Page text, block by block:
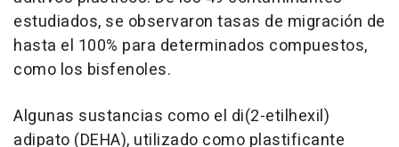
estudiados, se observaron tasas de migración de
hasta el 100% para determinados compuestos,
como los bisfenoles.
Algunas sustancias como el di(2-etilhexil)
adipato (DEHA), utilizado como plastificante